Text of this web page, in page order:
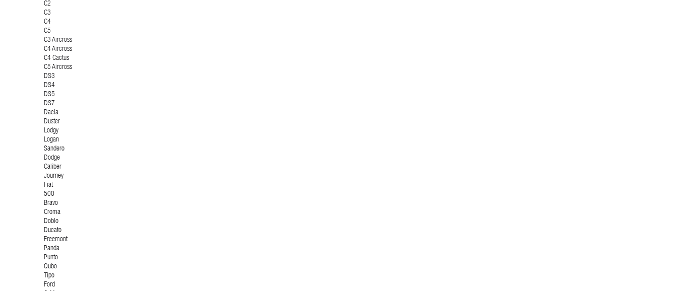
C2
C3
C4
C5
C3 Aircross
C4 Aircross
C4 Cactus
C5 Aircross
DS3
DS4
DS5
DS7
Dacia
Duster
Lodgy
Logan
Sandero
Dodge
Caliber
Journey
Fiat
500
Bravo
Croma
Doblo
Ducato
Freemont
Panda
Punto
Qubo
Tipo
Ford